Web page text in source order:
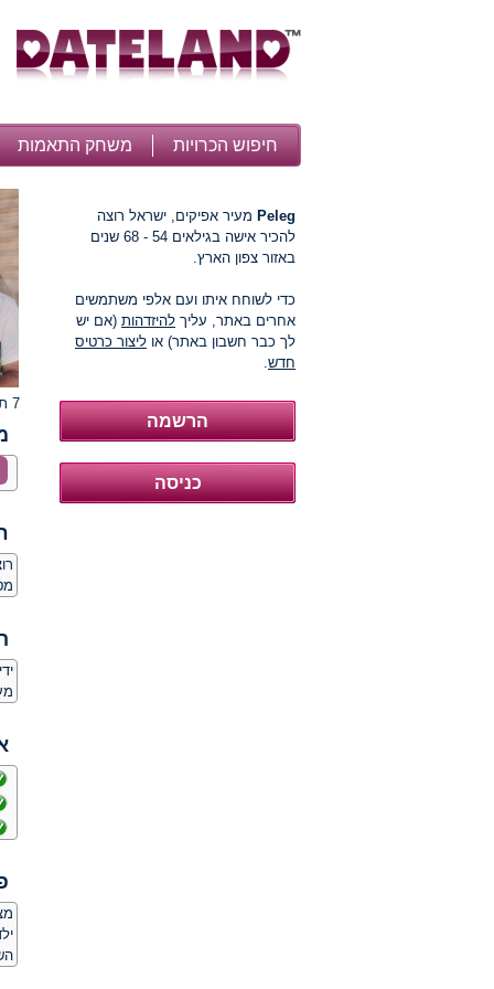
חיפוש הכרויות משחק התאמות
Peleg מעיר אפיקים, ישראל רוצה
להכיר אישה בגילאים 54 - 68 שנים
באזור צפון הארץ.
כדי לשוחח איתו ועם אלפי משתמשים
אחרים באתר, עליך להיזדהות (אם יש
לך כבר חשבון באתר) או ליצור כרטיס
חדש.
7 תמונות